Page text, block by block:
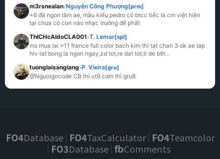
m3rsnealan»Nguyễn Công Phượng[prm]
+6 đá ngon lắm ae, mẫu kiểu pedro có btcc tiếc là cm việt hiện
tại chưa có con nào nhạc trưởng để phất
ThICHcAIdoCLA001»T. Lemar[spl]
ms mua lai +11 france full color bach kim thi tat chan 3 ok ae lap
hlv tat bong la ngon ngay,zd tot,re dat tot,ti de bth...
tuonglaisanglang»P. Vieira[gru]
@Nguoigocode CB thì ut9 cdm thì gru8
FO4Database FO4TaxCalculator FO4Teamcolor
FO3Database fbComments